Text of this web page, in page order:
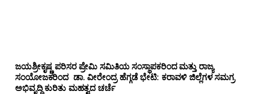
ಜಯಶ್ರೀಕೃಷ್ಣ ಪರಿಸರ ಪ್ರೇಮಿ ಸಮಿತಿಯ ಸಂಸ್ಥಾಪಕರಿಂದ ಮತ್ತು ರಾಜ್ಯ
ಸಂಯೋಜಕರಿಂದ ಡಾ. ವೀರೇಂದ್ರ ಹೆಗ್ಗಡೆ ಭೇಟಿ: ಕರಾವಳಿ ಜಿಲ್ಲೆಗಳ ಸಮಗ್ರ
ಅಭಿವೃದ್ಧಿ ಕುರಿತು ಮಹತ್ವದ ಚರ್ಚೆ